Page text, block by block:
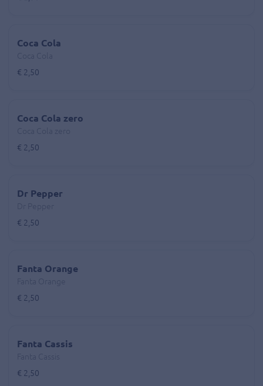
Coca Cola
€ 2,50
Coca Cola zero
€ 2,50
Dr Pepper
€ 2,50
Fanta Orange
€ 2,50
Fanta Cassis
€ 2,50